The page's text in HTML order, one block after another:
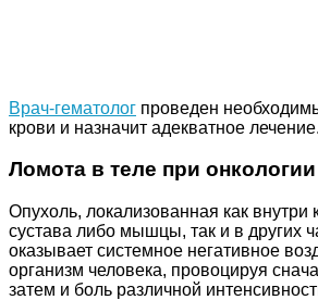
Врач-гематолог проведен
крови и назначит адекватное лечение.
Ломота в теле при онкологии
Опухоль, локализованная как внутри
сустава либо мышцы, так и в других
оказывает системное негативное
организм человека, провоцируя
затем и боль различной